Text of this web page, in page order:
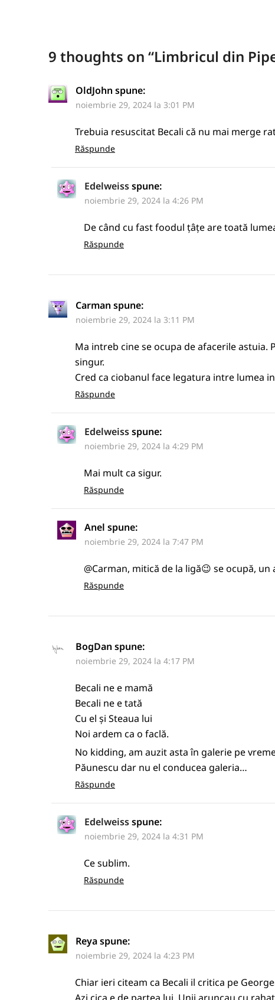
9 thoughts on “Limbricul din
OldJohn spune:
noiembrie 29, 2024 la 3:01 PM
Trebuia resuscitat Becali că nu mai merge
Răspunde
Edelweissspune:
noiembrie 29, 2024 la 4:26 PM
De când cu fast foodul țâțe are toată
Răspunde
Carman spune:
noiembrie 29, 2024 la 3:11 PM
Ma intreb cine se ocupa de afacerile astuia.
singur.
Cred ca ciobanul face legatura intre lumea
Răspunde
Edelweissspune:
noiembrie 29, 2024 la 4:29 PM
Mai mult ca sigur.
Răspunde
Anel spune:
noiembrie 29, 2024 la 7:47 PM
@Carman, mitică de la ligă😉 se ocupă,
Răspunde
BogDan spune:
noiembrie 29, 2024 la 4:17 PM
Becali ne e mamă
Becali ne e tată
Cu el și Steaua lui
Noi ardem ca o faclă.
No kidding, am auzit asta în galerie pe
Păunescu dar nu el conducea galeria…
Răspunde
Edelweissspune:
noiembrie 29, 2024 la 4:31 PM
Ce sublim.
Răspunde
Reyaspune:
noiembrie 29, 2024 la 4:23 PM
Chiar ieri citeam ca Becali il critica pe